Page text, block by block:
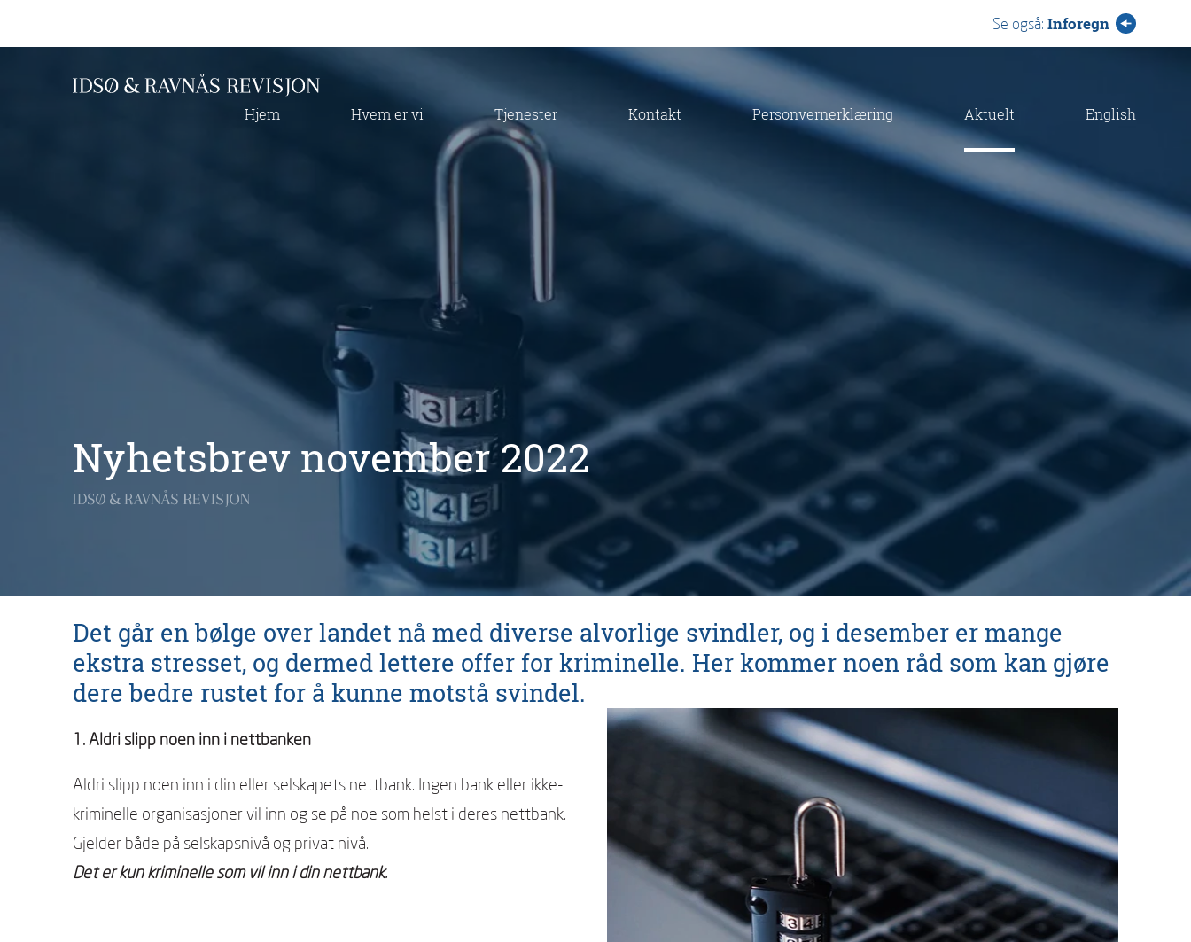
Se også: Inforegn
Hjem Hvem er vi Tjenester Kontakt Personvernerklæring Aktuelt English
Nyhetsbrev november 2022
Det går en bølge over landet nå med diverse alvorlige svindler, og i desember er mange
ekstra stresset, og dermed lettere offer for kriminelle. Her kommer noen råd som kan gjøre
dere bedre rustet for å kunne motstå svindel.
1. Aldri slipp noen inn i nettbanken
Aldri slipp noen inn i din eller selskapets nettbank. Ingen bank eller ikke-
kriminelle organisasjoner vil inn og se på noe som helst i deres nettbank.
Gjelder både på selskapsnivå og privat nivå.
Det er kun kriminelle som vil inn i din nettbank.